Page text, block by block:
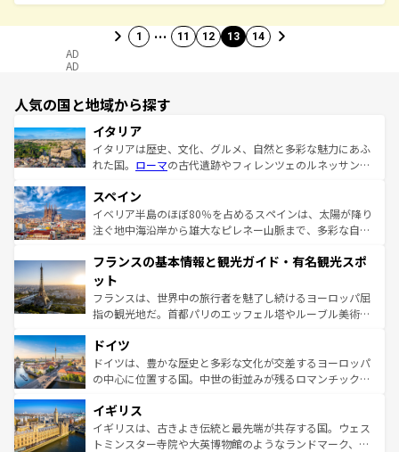
1 … 11 12 13 14
AD
AD
人気の国と地域から探す
イタリア
イタリアは歴史、文化、グルメ、自然と多彩な魅力にあふ
れた国。 ローマの古代遺跡やフィレンツェのルネッサンス
ろん、トスカーナの美しい田園風景やアマルフィ海岸の絶
景など、自然景観も見逃せない。観光の合間には、本場の
ピザやパスタなど、絶品のイタリア料理を堪能することも
ませてくれるイタリアで、忘れられない旅をしてみよう！
なお、新着のイタリア情報は
しい。
スペイン
イベリア半島のほぼ80％を占めるスペインは、太陽が降り
注ぐ地中海沿岸から雄大なピレネー山脈まで、多彩な自然
文化が根付くこの国では、情熱的なフラメンコ、熱気あふ
れる闘牛、そして美味しいタパスが生活の一部となってい
る。首都マドリードの洗練された雰囲気や、バルセロナの
アートに溢れた街角から、地方では古代ローマ遺跡や中世
せる。地方によって風土や気候が異なるスペインはその個
性で訪れる人を魅了する。 なお、新着のスペイン情報は コ
ンテンツ一覧を参照してほしい。
フランスの基本情報と観光ガイド・有名観光スポ
ット
フランスは、世界中の旅行者を魅了し続けるヨーロッパ屈
指の観光地だ。首都パリのエッフェル塔やルーブル美術館
で、幅広い魅力が詰まっている。華麗な宮殿、歴史的な大
聖堂、美しいビーチ、そして豊かな自然が、訪れる者を心
から魅了する。また、フランスは美食の国としても知ら
いる。シャンパンの発祥地であるランス、プロヴァンスの
香り高いラベンダー畑など、多彩な楽しみ方が可能だ。さ
らに、パリ以外の地域にも魅力が溢れており、どの街角に
ドイツ
ドイツは、豊かな歴史と多彩な文化が交差するヨーロッパ
の中心に位置する国。中世の街並みが残るロマンチック街
顔を持つこの国は、どこを歩いても飽きることがない。ベ
ルリンの文化的活気、バイエルン州のアルプスの絶景、そ
してライン川沿いのワイン畑といった風景は必見。ビール
イギリス
イギリスは、古きよき伝統と最先端が共存する国。ウェス
トミンスター寺院や大英博物館のようなランドマーク、歴